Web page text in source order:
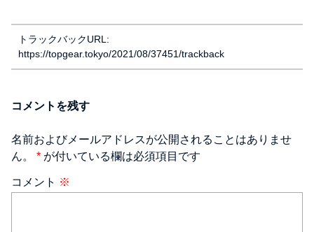
トラックバックURL:
https://topgear.tokyo/2021/08/37451/trackback
コメントを残す
名前およびメールアドレスが公開されることはありませ
ん。 * が付いている欄は必須項目です
コメント ※